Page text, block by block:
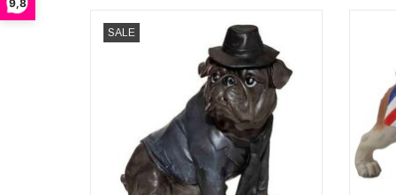
9,8
SALE
44,5cm
Afmetingen: (hxdxb): 44,5cm x 42cm x
29,5cm
TOEVOEGEN AAN WINKELWAGEN
een